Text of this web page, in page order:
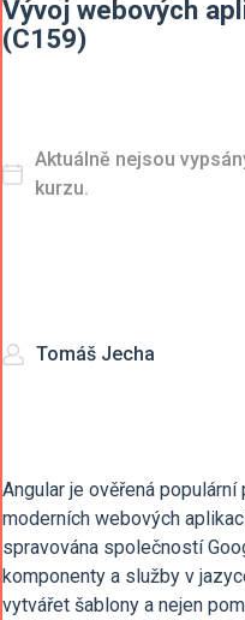
Vývoj webových
(C159)
Aktuálně nejsou
kurzu.
Tomáš Jecha
Angular je ověřená
moderních webových
spravována společností
komponenty a služby v
vytvářet šablony a nejen